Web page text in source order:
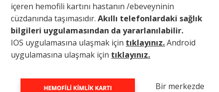
içeren hemofili kartını hastanın /ebeveyninin
cüzdanında taşımasıdır.Akıllı telefonlardaki sağlık
bilgileri uygulamasından da yararlanılabilir.
IOS uygulamasına ulaşmak için tıklayınız. Android
uygulamasına ulaşmak için tıklayınız.
Bir merkezde